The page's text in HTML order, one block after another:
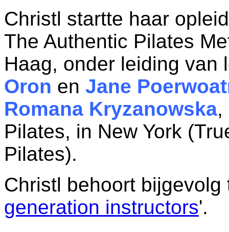
Christl startte haar
The Authentic Pilates
Haag, onder leiding
Oron en Jane
Romana Kryzanowska,
Pilates, in New York
Pilates).
Christl behoort
generation instructors'.